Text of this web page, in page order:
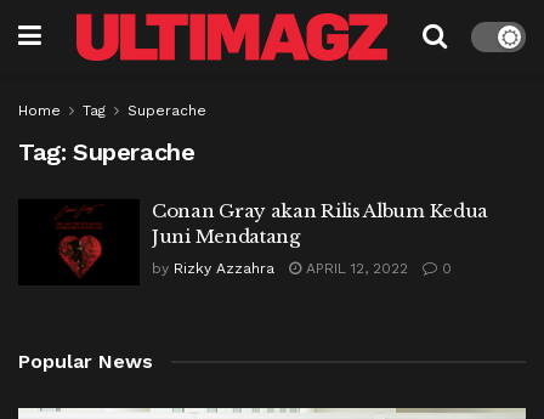
Home Tag Superache
Tag: Superache
Conan Gray akan Rilis Album Kedua
Juni Mendatang
by Rizky Azzahra APRIL 12, 2022 0
Popular News